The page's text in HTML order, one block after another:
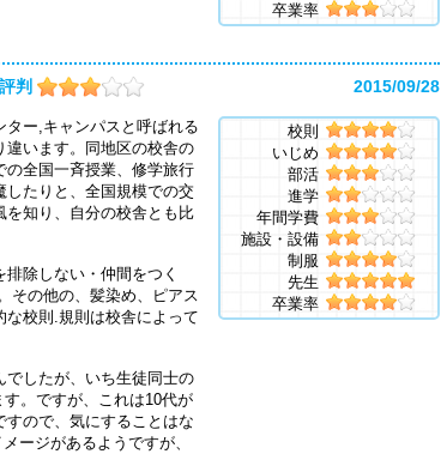
卒業率
判 2015/09/28
ー,キャンパスと呼ばれる
違います。同地区の校舎の
の全国一斉授業、修学旅行
したりと、全国規模での交
を知り、自分の校舎とも比
除しない・仲間をつく
その他の、髪染め、ピアス
校則.規則は校舎によって
したが、いち生徒同士の
。ですが、これは10代が
ので、気にすることはな
ージがあるようですが、
校則
いじめ
部活
進学
年間学費
施設・設備
制服
先生
卒業率